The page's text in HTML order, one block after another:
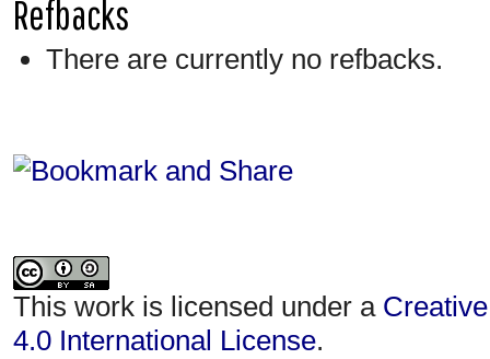
Refbacks
There are currently no refbacks.
This work is licensed under a
4.0 International License.